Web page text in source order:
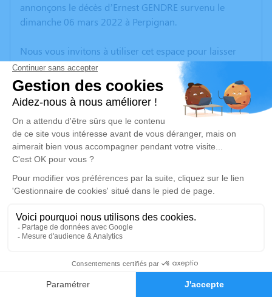
Faire-part Hommages
annonçons le décès d’Ernest GENDRE survenu le
dimanche 06 mars 2022 à Perpignan.
Nous vous invitons à utiliser cet espace pour laisser
vos condoléances, partager des photos souvenirs, une
anecdote ou exprimer vos pensées à travers des
poèmes ou des textes. Cet endroit est un lieu
d'expression dédié à honorer la mémoire d’Ernest
GENDRE.
Un service de plantation d’arbre hommage est
disponible ici.
Je rends hommage
Cérémonie civile
Chambre Funéraire de la Raho de Villeneuve-
de-la-Raho